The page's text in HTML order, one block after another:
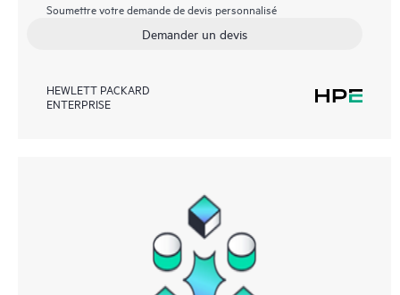
Soumettre votre demande de devis personnalisé
Demander un devis
HEWLETT PACKARD
ENTERPRISE